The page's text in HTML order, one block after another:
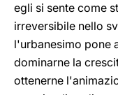
egli si sente come
irreversibile nello
l'urbanesimo pone
dominarne la
ottenerne